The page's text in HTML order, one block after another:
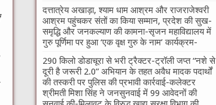
दत्तात्रेय अखाड़ा, श्याम धाम आश्रम और राजराजेश्वरी
आश्रम पहुंचकर संतों का किया सम्मान, प्रदेश की सुख-
समृद्धि और जनकल्याण की कामना-सृजन महाविद्यालय में
गुरु पूर्णिमा पर हुआ ‘एक वृक्ष गुरु के नाम’ कार्यक्रम-
290 किलो डोडाचूरा से भरी ट्रैक्टर-ट्रॉली जप्त “नशे से
दूरी है जरूरी 2.0” अभियान के तहत अवैध मादक पदार्थों
की तस्करी पर पुलिस की प्रभावी कार्रवाई-कलेक्टर
श्रीमती मिशा सिंह ने जनसुनवाई में 99 आवेदनों की